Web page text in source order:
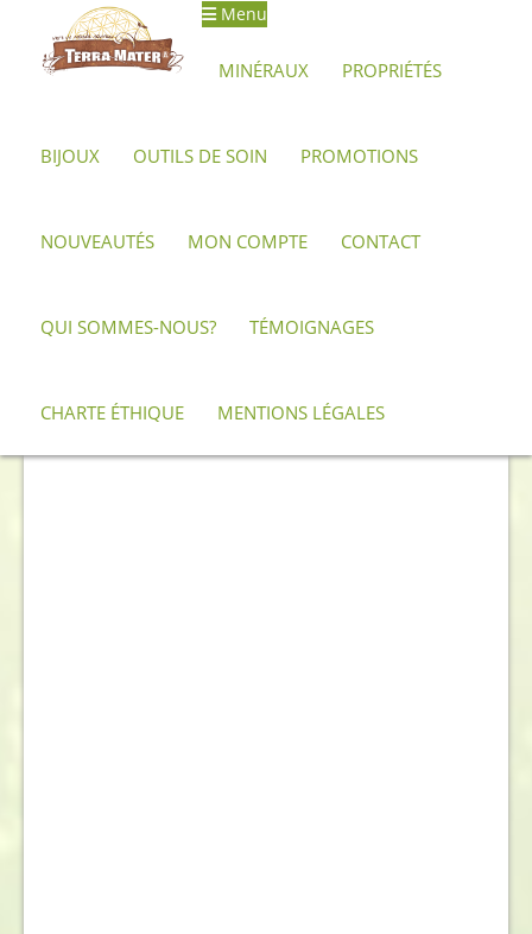
Aller
Aller
au
Menu
MINÉRAUX PROPRIÉTÉS
BIJOUX OUTILS DE SOIN PROMOTIONS
NOUVEAUTÉS MON COMPTE CONTACT
QUI SOMMES-NOUS? TÉMOIGNAGES
CHARTE ÉTHIQUE MENTIONS LÉGALES
Accueil Minéraux, pierres et cristaux Charoïte
Galet de